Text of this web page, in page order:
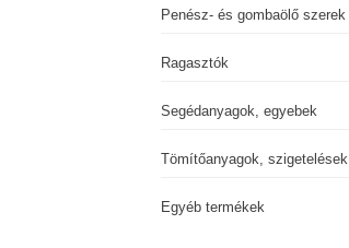
Penész- és gombaölő szerek
Ragasztók
Segédanyagok, egyebek
Tömítőanyagok, szigetelések
Egyéb termékek